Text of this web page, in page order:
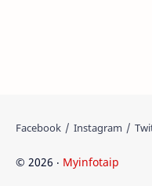
© 2026 ‧ Myinfotaip